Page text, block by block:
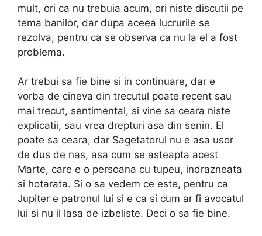
mult, ori ca nu trebuia acum, ori niste discutii pe
tema banilor, dar dupa aceea lucrurile se
rezolva, pentru ca se observa ca nu la el a fost
problema.
Ar trebui sa fie bine si in continuare, dar e
vorba de cineva din trecutul poate recent sau
mai trecut, sentimental, si vine sa ceara niste
explicatii, sau vrea drepturi asa din senin. El
poate sa ceara, dar Sagetatorul nu e asa usor
de dus de nas, asa cum se asteapta acest
Marte, care e o persoana cu tupeu, indrazneata
si hotarata. Si o sa vedem ce este, pentru ca
Jupiter e patronul lui si e ca si cum ar fi avocatul
lui si nu il lasa de izbeliste. Deci o sa fie bine.